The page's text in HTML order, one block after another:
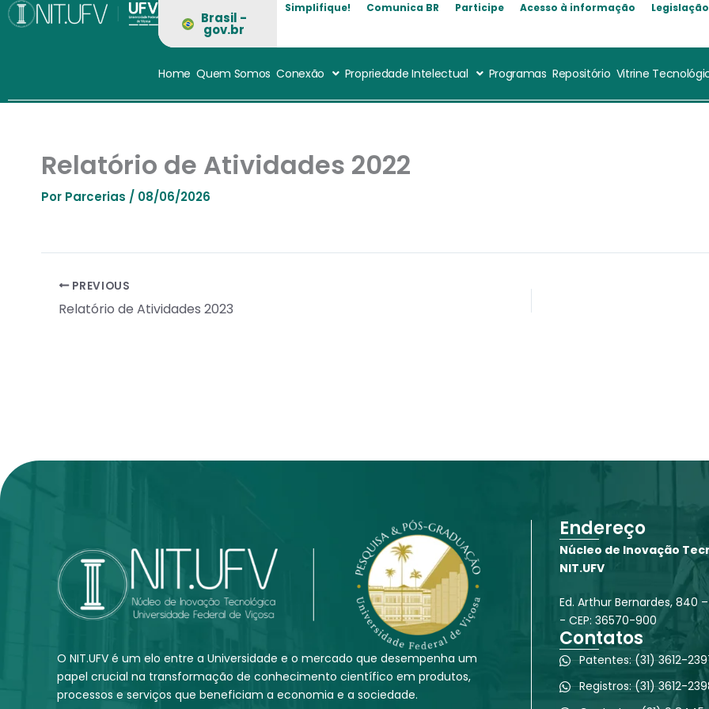
para
Brasil -
gov.br
Simplifique! Comunica BR Participe Acesso à informação Legislação
Home Quem Somos Conexão Propriedade Intelectual Programas Repositório Vitrine
Relatório de Atividades 2022
Por Parcerias / 08/06/2026
PREVIOUS
Relatório de Atividades 2023
O NIT.UFV é um elo entre a Universidade e o mercado que desempenha um
papel crucial na transformação de conhecimento científico em produtos,
processos e serviços que beneficiam a economia e a sociedade.
Endereço
Núcleo de Inovação
NIT.UFV
Ed. Arthur Bernardes, 840
- CEP: 36570-900
Contatos
Patentes: (31) 3612-
Registros: (31) 3612-